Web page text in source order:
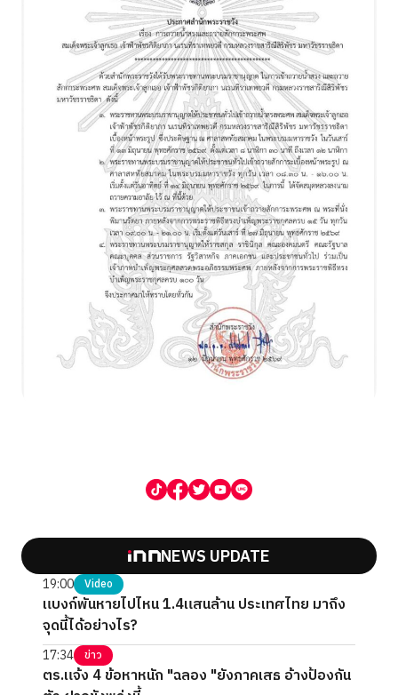
NEWS UPDATE
19:00 Video
แบงก์พันหายไปไหน 1.4แสนล้าน ประเทศไทย มาถึง
จุดนี้ได้อย่างไร?
17:34 ข่าว
ตร.แจ้ง 4 ข้อหาหนัก "ฉลอง "ยังภาคเสธ อ้างป้องกัน